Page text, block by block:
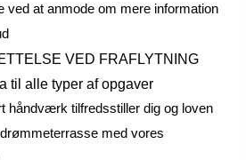
ved at anmode om mere information
VED FRAFLYTNING
til alle typer af opgaver
håndværk tilfredsstiller dig og loven
med vores